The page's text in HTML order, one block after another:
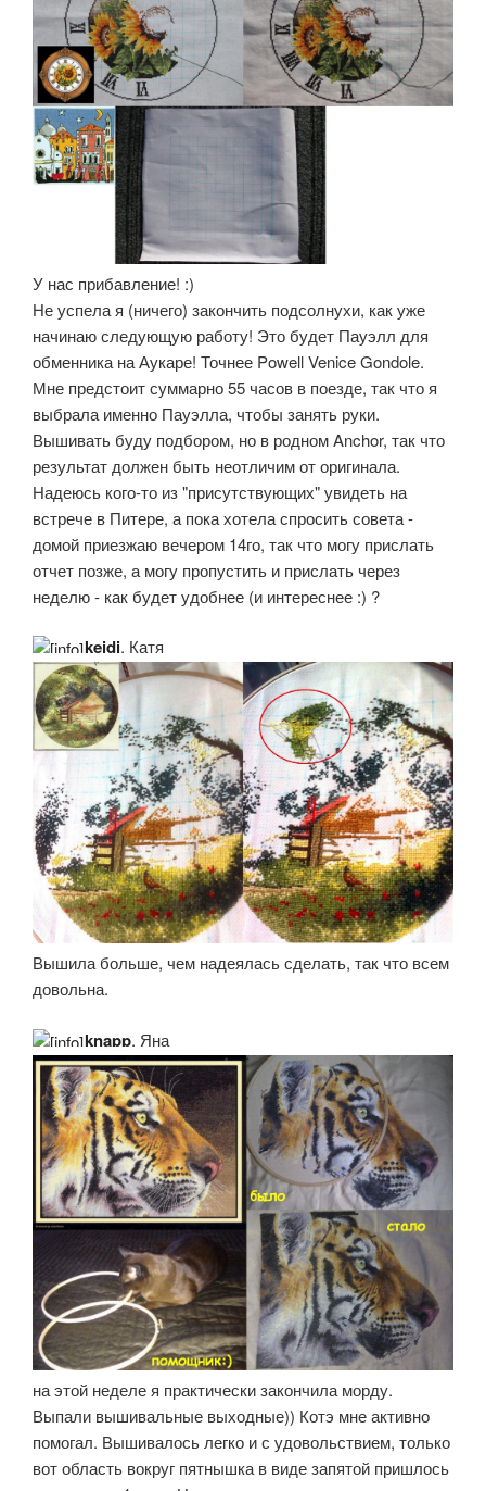
У нас прибавление! :)
Не успела я (ничего) закончить подсолнухи, как уже
начинаю следующую работу! Это будет Пауэлл для
обменника на Аукаре! Точнее Powell Venice Gondole.
Мне предстоит суммарно 55 часов в поезде, так что я
выбрала именно Пауэлла, чтобы занять руки.
Вышивать буду подбором, но в родном Anchor, так что
результат должен быть неотличим от оригинала.
Надеюсь кого-то из "присутствующих" увидеть на
встрече в Питере, а пока хотела спросить совета -
домой приезжаю вечером 14го, так что могу прислать
отчет позже, а могу пропустить и прислать через
неделю - как будет удобнее (и интереснее :) ?
keidi, Катя
Вышила больше, чем надеялась сделать, так что всем
довольна.
knapp, Яна
на этой неделе я практически закончила морду.
Выпали вышивальные выходные)) Котэ мне активно
помогал. Вышивалось легко и с удовольствием, только
вот область вокруг пятнышка в виде запятой пришлось